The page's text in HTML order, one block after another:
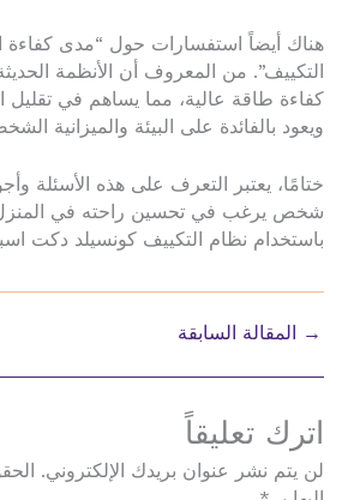
هناك أيضاً استفسارات حول “مدى كفاءة
التكييف”. من المعروف أن الأنظمة
كفاءة طاقة عالية، مما يساهم في تقليل
ويعود بالفائدة على البيئة والميزانية
ختامًا، يعتبر التعرف على هذه الأسئلة
شخص يرغب في تحسين راحته في
باستخدام نظام التكييف كونسيلد دكت
→ المقالة السابقة
اترك تعليقاً
لن يتم نشر عنوان بريدك الإلكتروني.